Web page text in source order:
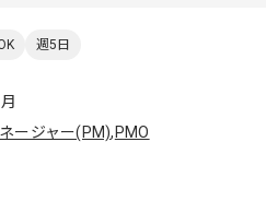
週5日
ージャー(PM), PMO